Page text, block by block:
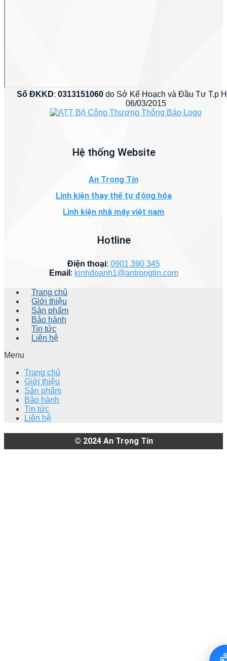
Số ĐKKD:0313151060 do Sở Kế Hoạch và Đầu Tư T.p
06/03/2015
Hệ thống Website
An Trọng Tín
Linh kiện thay thế tự động hóa
Linh kiện nhà máy việt nam
Hotline
Điện thoại: 0901 390 345
Email : kinhdoanh1@antrongtin.com
Trang chủ
Giới thiệu
Sản phẩm
Bảo hành
Tin tức
Liên hệ
Menu
Trang chủ
Giới thiệu
Sản phẩm
Bảo hành
Tin tức
Liên hệ
© 2024 An Trọng Tín